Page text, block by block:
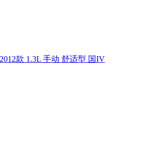
2012款 1.3L 手动 舒适型 国IV